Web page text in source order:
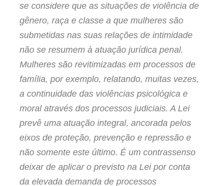
se considere que as situações de violência de
gênero, raça e classe a que mulheres são
submetidas nas suas relações de intimidade
não se resumem à atuação jurídica penal.
Mulheres são revitimizadas em processos de
família, por exemplo, relatando, muitas vezes,
a continuidade das violências psicológica e
moral através dos processos judiciais. A Lei
prevê uma atuação integral, ancorada pelos
eixos de proteção, prevenção e repressão e
não somente este último. É um contrassenso
deixar de aplicar o previsto na Lei por conta
da elevada demanda de processos